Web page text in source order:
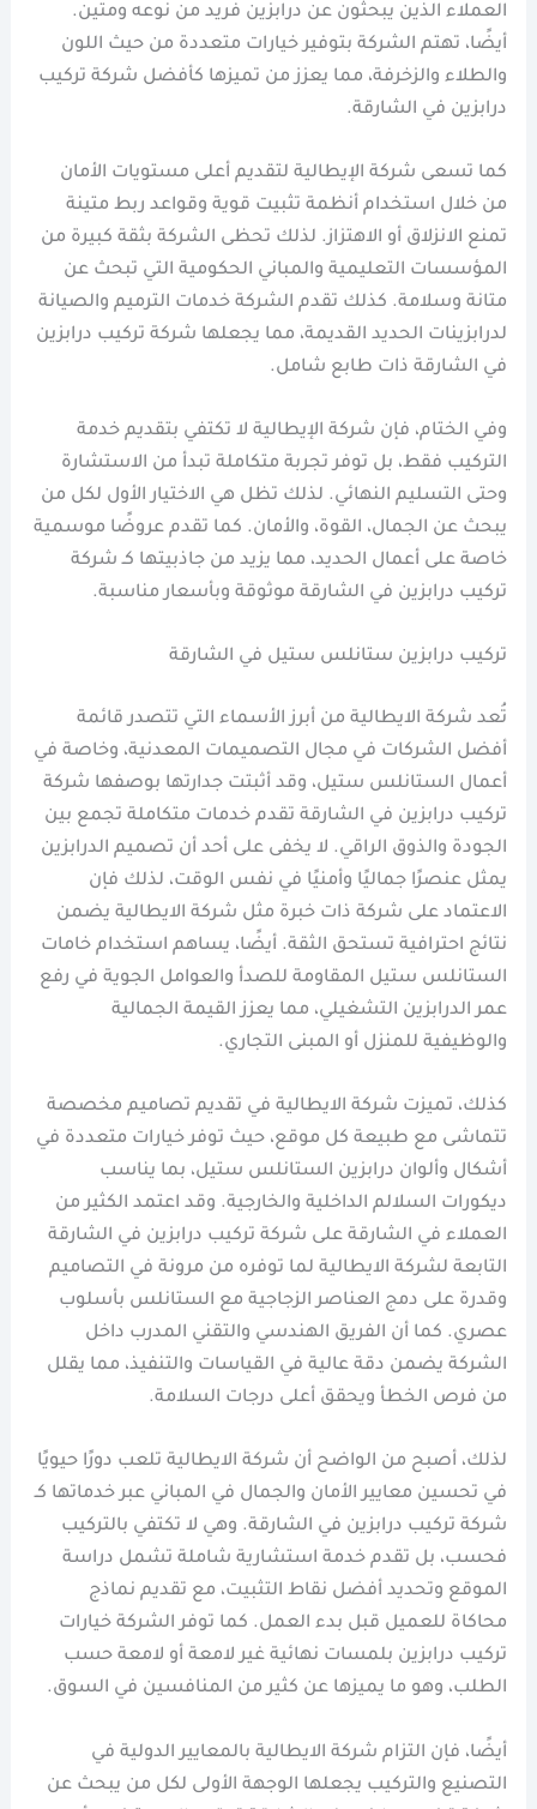
العملاء الذين يبحثون عن درابزين فريد من نوعه ومتين.
أيضًا، تهتم الشركة بتوفير خيارات متعددة من حيث اللون
والطلاء والزخرفة، مما يعزز من تميزها كأفضل شركة تركيب
درابزين في الشارقة.
كما تسعى شركة الإيطالية لتقديم أعلى مستويات الأمان
من خلال استخدام أنظمة تثبيت قوية وقواعد ربط متينة
تمنع الانزلاق أو الاهتزاز. لذلك تحظى الشركة بثقة كبيرة من
المؤسسات التعليمية والمباني الحكومية التي تبحث عن
متانة وسلامة. كذلك تقدم الشركة خدمات الترميم والصيانة
لدرابزينات الحديد القديمة، مما يجعلها شركة تركيب درابزين
في الشارقة ذات طابع شامل.
وفي الختام، فإن شركة الإيطالية لا تكتفي بتقديم خدمة
التركيب فقط، بل توفر تجربة متكاملة تبدأ من الاستشارة
وحتى التسليم النهائي. لذلك تظل هي الاختيار الأول لكل من
يبحث عن الجمال، القوة، والأمان. كما تقدم عروضًا موسمية
خاصة على أعمال الحديد، مما يزيد من جاذبيتها كـ شركة
تركيب درابزين في الشارقة موثوقة وبأسعار مناسبة.
تركيب درابزين ستانلس ستيل في الشارقة
تُعد شركة الايطالية من أبرز الأسماء التي تتصدر قائمة
أفضل الشركات في مجال التصميمات المعدنية، وخاصة في
أعمال الستانلس ستيل، وقد أثبتت جدارتها بوصفها شركة
تركيب درابزين في الشارقة تقدم خدمات متكاملة تجمع بين
الجودة والذوق الراقي. لا يخفى على أحد أن تصميم الدرابزين
يمثل عنصرًا جماليًا وأمنيًا في نفس الوقت، لذلك فإن
الاعتماد على شركة ذات خبرة مثل شركة الايطالية يضمن
نتائج احترافية تستحق الثقة. أيضًا، يساهم استخدام خامات
الستانلس ستيل المقاومة للصدأ والعوامل الجوية في رفع
عمر الدرابزين التشغيلي، مما يعزز القيمة الجمالية
والوظيفية للمنزل أو المبنى التجاري.
كذلك، تميزت شركة الايطالية في تقديم تصاميم مخصصة
تتماشى مع طبيعة كل موقع، حيث توفر خيارات متعددة في
أشكال وألوان درابزين الستانلس ستيل، بما يناسب
ديكورات السلالم الداخلية والخارجية. وقد اعتمد الكثير من
العملاء في الشارقة على شركة تركيب درابزين في الشارقة
التابعة لشركة الايطالية لما توفره من مرونة في التصاميم
وقدرة على دمج العناصر الزجاجية مع الستانلس بأسلوب
عصري. كما أن الفريق الهندسي والتقني المدرب داخل
الشركة يضمن دقة عالية في القياسات والتنفيذ، مما يقلل
من فرص الخطأ ويحقق أعلى درجات السلامة.
لذلك، أصبح من الواضح أن شركة الايطالية تلعب دورًا حيويًا
في تحسين معايير الأمان والجمال في المباني عبر خدماتها كـ
شركة تركيب درابزين في الشارقة. وهي لا تكتفي بالتركيب
فحسب، بل تقدم خدمة استشارية شاملة تشمل دراسة
الموقع وتحديد أفضل نقاط التثبيت، مع تقديم نماذج
محاكاة للعميل قبل بدء العمل. كما توفر الشركة خيارات
تركيب درابزين بلمسات نهائية غير لامعة أو لامعة حسب
الطلب، وهو ما يميزها عن كثير من المنافسين في السوق.
أيضًا، فإن التزام شركة الايطالية بالمعايير الدولية في
التصنيع والتركيب يجعلها الوجهة الأولى لكل من يبحث عن